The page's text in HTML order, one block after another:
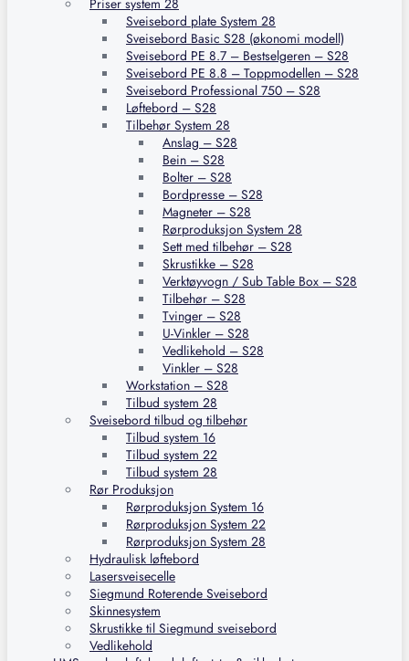
Priser system 28
Sveisebord plate System 28
Sveisebord Basic S28 (økonomi modell)
Sveisebord PE 8.7 – Bestselgeren – S28
Sveisebord PE 8.8 – Toppmodellen – S28
Sveisebord Professional 750 – S28
Løftebord – S28
Tilbehør System 28
Anslag – S28
Bein – S28
Bolter – S28
Bordpresse – S28
Magneter – S28
Rørproduksjon System 28
Sett med tilbehør – S28
Skrustikke – S28
Verktøyvogn / Sub Table Box – S28
Tilbehør – S28
Tvinger – S28
U-Vinkler – S28
Vedlikehold – S28
Vinkler – S28
Workstation – S28
Tilbud system 28
Sveisebord tilbud og tilbehør
Tilbud system 16
Tilbud system 22
Tilbud system 28
Rør Produksjon
Rørproduksjon System 16
Rørproduksjon System 22
Rørproduksjon System 28
Hydraulisk løftebord
Lasersveisecelle
Siegmund Roterende Sveisebord
Skinnesystem
Skrustikke til Siegmund sveisebord
Vedlikehold